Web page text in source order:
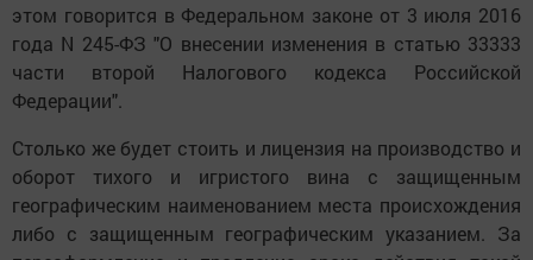
этом говорится в Федеральном законе от 3 июля 2016
года N 245-ФЗ "О внесении изменения в статью 33333
части второй Налогового кодекса Российской
Федерации".
Столько же будет стоить и лицензия на производство и
оборот тихого и игристого вина с защищенным
географическим наименованием места происхождения
либо с защищенным географическим указанием. За